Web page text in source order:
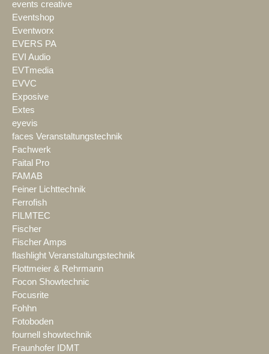
events creative
Eventshop
Eventworx
EVERS PA
EVI Audio
EVTmedia
EVVC
Exposive
Extes
eyevis
faces Veranstaltungstechnik
Fachwerk
Faital Pro
FAMAB
Feiner Lichttechnik
Ferrofish
FILMTEC
Fischer
Fischer Amps
flashlight Veranstaltungstechnik
Flottmeier & Rehrmann
Focon Showtechnic
Focusrite
Fohhn
Fotoboden
fournell showtechnik
Fraunhofer IDMT